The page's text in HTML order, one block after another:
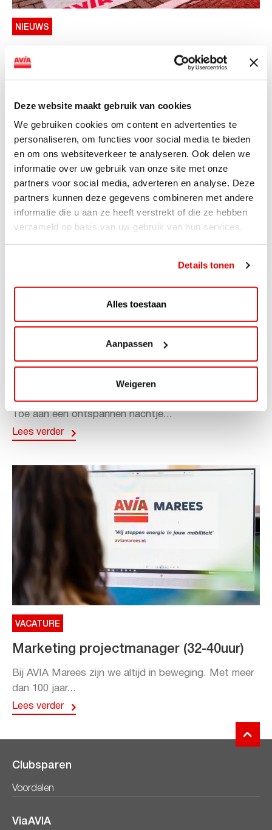
Deze website maakt gebruik van cookies
We gebruiken cookies om content en advertenties te
personaliseren, om functies voor social media te bieden
en om ons websiteverkeer te analyseren. Ook delen we
informatie over uw gebruik van onze site met onze
partners voor social media, adverteren en analyse. Deze
partners kunnen deze gegevens combineren met andere
informatie die u aan ze heeft verstrekt of die ze hebben
verzameld op basis van uw gebruik van hun services.
Details tonen
Alles toestaan
Aanpassen
Weigeren
NIEUWS
AVIA VOLT en Fletcher Hotels starten
landelijke uitrol van DC-
AVIA VOLT en Fletcher Hotels starten landelijke uitrol
van DC-snellaadinfrastructuur AVIA VOLT en...
Lees verder
ViaAVIA Super Deal: 20% korting bij
ViaAVIA Super Deal: €25 korting bij ViaLuxury Hotels
Toe aan een ontspannen nachtje...
Lees verder
VACATURE
Marketing projectmanager (32-40uur)
Bij AVIA Marees zijn we altijd in beweging. Met meer
dan 100 jaar...
Lees verder
Clubsparen
Voordelen
ViaAVIA